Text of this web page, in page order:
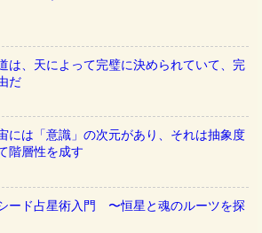
は、天によって完璧に決められていて、完
だ
には「意識」の次元があり、それは抽象度
階層性を成す
ード占星術入門 〜恒星と魂のルーツを探